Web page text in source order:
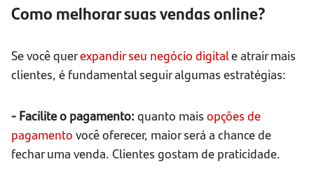
Como melhorar suas vendas online?
Se você querexpandir seu negócio digitale atrair mais
clientes, é fundamental seguir algumas estratégias:
- Facilite o pagamento: quanto mais opções de
pagamento você oferecer, maior será a chance de
fechar uma venda. Clientes gostam de praticidade.